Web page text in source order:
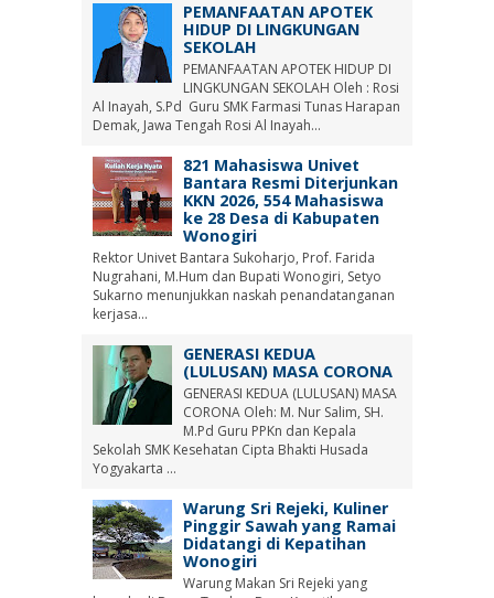
PEMANFAATAN APOTEK
HIDUP DI LINGKUNGAN
SEKOLAH
PEMANFAATAN APOTEK HIDUP DI
LINGKUNGAN SEKOLAH Oleh : Rosi
Al Inayah, S.Pd Guru SMK Farmasi Tunas Harapan
Demak, Jawa Tengah Rosi Al Inayah...
821 Mahasiswa Univet
Bantara Resmi Diterjunkan
KKN 2026, 554 Mahasiswa
ke 28 Desa di Kabupaten
Wonogiri
Rektor Univet Bantara Sukoharjo, Prof. Farida
Nugrahani, M.Hum dan Bupati Wonogiri, Setyo
Sukarno menunjukkan naskah penandatanganan
kerjasa...
GENERASI KEDUA
(LULUSAN) MASA CORONA
GENERASI KEDUA (LULUSAN) MASA
CORONA Oleh: M. Nur Salim, SH.
M.Pd Guru PPKn dan Kepala
Sekolah SMK Kesehatan Cipta Bhakti Husada
Yogyakarta ...
Warung Sri Rejeki, Kuliner
Pinggir Sawah yang Ramai
Didatangi di Kepatihan
Wonogiri
Warung Makan Sri Rejeki yang